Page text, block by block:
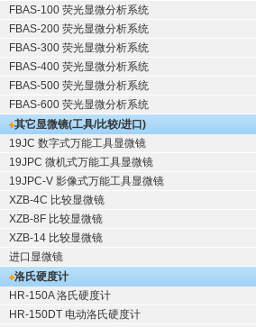
FBAS-100 荧光显微分析系统
FBAS-200 荧光显微分析系统
FBAS-300 荧光显微分析系统
FBAS-400 荧光显微分析系统
FBAS-500 荧光显微分析系统
FBAS-600 荧光显微分析系统
其它显微镜(工具/比较/进口)
19JC 数字式万能工具显微镜
19JPC 微机式万能工具显微镜
19JPC-V 影像式万能工具显微镜
XZB-4C 比较显微镜
XZB-8F 比较显微镜
XZB-14 比较显微镜
进口显微镜
洛氏硬度计
HR-150A 洛氏硬度计
HR-150DT 电动洛氏硬度计